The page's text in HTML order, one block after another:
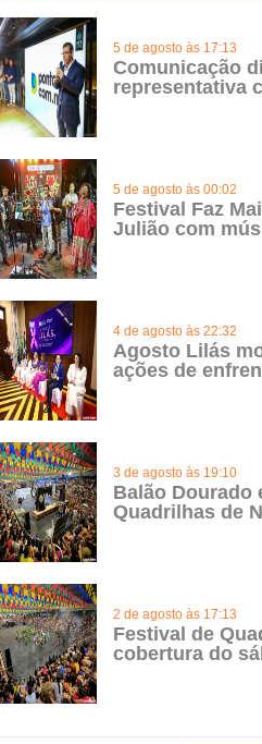
5 de agosto às 17:13
Comunicação
representativa
5 de agosto às 00:02
Festival Faz
Julião com
4 de agosto às 22:32
Agosto Lilás
ações de
3 de agosto às 19:10
Balão Dourado
Quadrilhas de
2 de agosto às 17:13
Festival de
cobertura do